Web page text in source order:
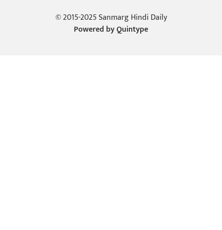
© 2015-2025 Sanmarg Hindi Daily
Powered byQuintype